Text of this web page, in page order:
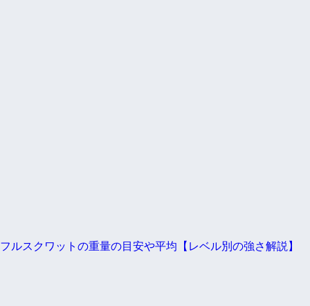
フルスクワットの重量の目安や平均【レベル別の強さ解説】